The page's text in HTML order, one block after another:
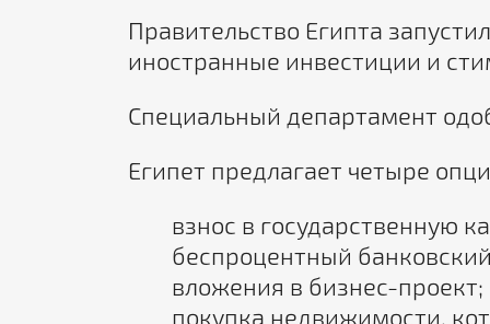
Правительство Египта
иностранные инвестиции и
Специальный департамент
Египет предлагает четыре
взнос в государственную
беспроцентный
вложения в бизнес-проект;
покупка недвижимости,